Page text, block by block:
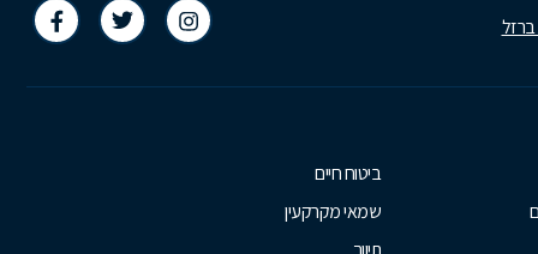
ביטוח חיים
שמאי מקרקעין